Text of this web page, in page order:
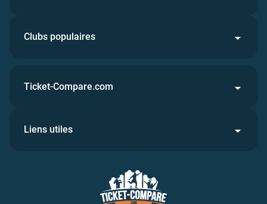
Clubs populaires
Ticket-Compare.com
Liens utiles